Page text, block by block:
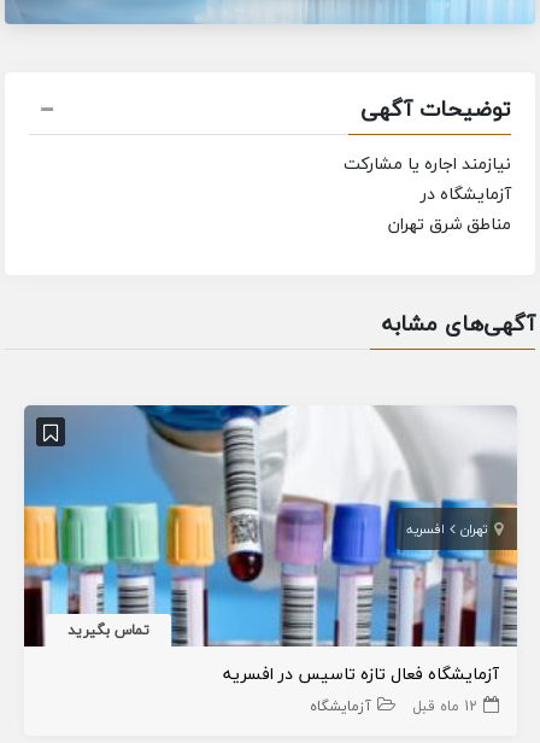
توضیحات آگهی
نیازمند اجاره یا مشارکت
آزمایشگاه در
مناطق شرق تهران
آگهی‌های مشابه
تهران افسریه
تماس بگیرید
آزمایشگاه فعال تازه تاسیس در افسریه
12 ماه قبل آزمایشگاه